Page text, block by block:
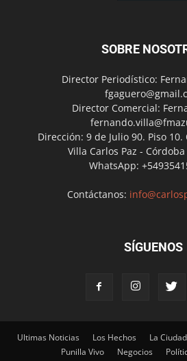
SOBRE
Director Periodístico:
Director Comercial:
Dirección: 9 de Julio 90. Piso 10.
Villa Carlos Paz -
WhatsApp:
Contáctanos:
SÍGUENOS
Ultimas Noticias Los Hechos La Ciudad
Punilla Vivo
Negocios